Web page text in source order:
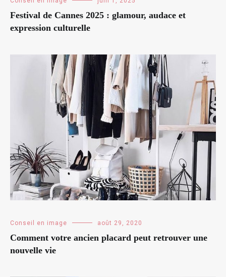
Festival de Cannes 2025 : glamour, audace et
expression culturelle
Conseil en image août 29, 2020
Comment votre ancien placard peut retrouver une
nouvelle vie